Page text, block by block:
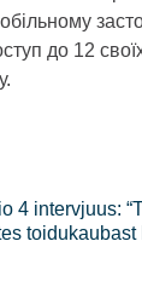
до 12
4 intervjuus:
toidukaubast